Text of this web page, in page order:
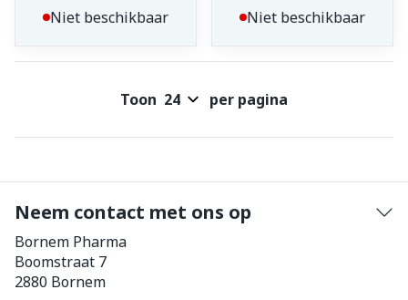
Niet beschikbaar Niet beschikbaar
Toon per pagina
Neem contact met ons op
Bornem Pharma
Boomstraat 7
2880 Bornem